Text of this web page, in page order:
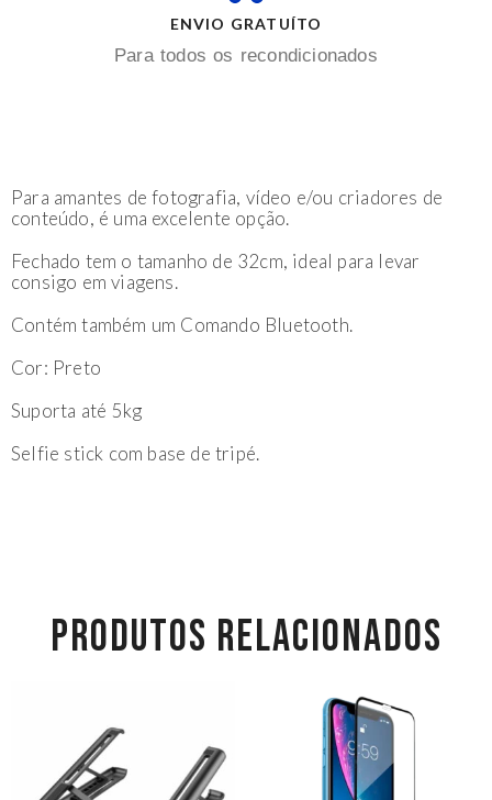
ENVIO GRATUÍTO
Para todos os recondicionados
Para amantes de fotografia, vídeo e/ou criadores de
conteúdo, é uma excelente opção.
Fechado tem o tamanho de 32cm, ideal para levar
consigo em viagens.
Contém também um Comando Bluetooth.
Cor: Preto
Suporta até 5kg
Selfie stick com base de tripé.
PRODUTOS RELACIONADOS